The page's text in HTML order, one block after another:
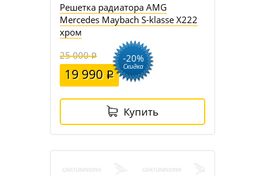
Решетка радиатора AMG
Mercedes Maybach S-klasse X222
хром
25 000
19 990
-20%
Скидка
Купить